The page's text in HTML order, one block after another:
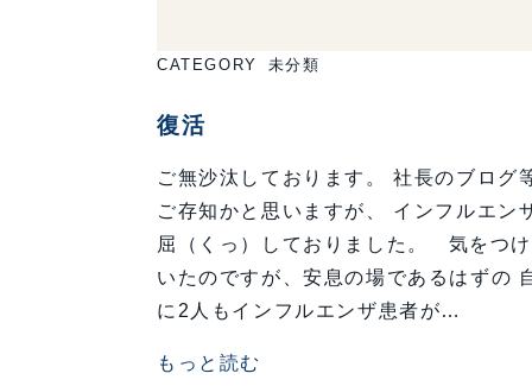
CATEGORY 未分類
復活
ご無沙汰しております。 社長のブログ
ご存知かと思いますが、 インフルエン
屈（くっ）しておりました。 気をつけ
いたのですが、安息の場であるはずの
に2人もインフルエンザ患者が…
もっと読む